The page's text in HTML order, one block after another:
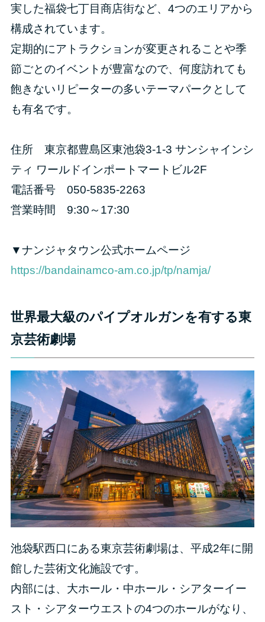
実した福袋七丁目商店街など、4つのエリアから
構成されています。
定期的にアトラクションが変更されることや季
節ごとのイベントが豊富なので、何度訪れても
飽きないリピーターの多いテーマパークとして
も有名です。
住所 東京都豊島区東池袋3-1-3 サンシャインシ
ティ ワールドインポートマートビル2F
電話番号 050-5835-2263
営業時間 9:30～17:30
▼ナンジャタウン公式ホームページ
https://bandainamco-am.co.jp/tp/namja/
世界最大級のパイプオルガンを有する東
京芸術劇場
池袋駅西口にある東京芸術劇場は、平成2年に開
館した芸術文化施設です。
内部には、大ホール・中ホール・シアターイー
スト・シアターウエストの4つのホールがなり、